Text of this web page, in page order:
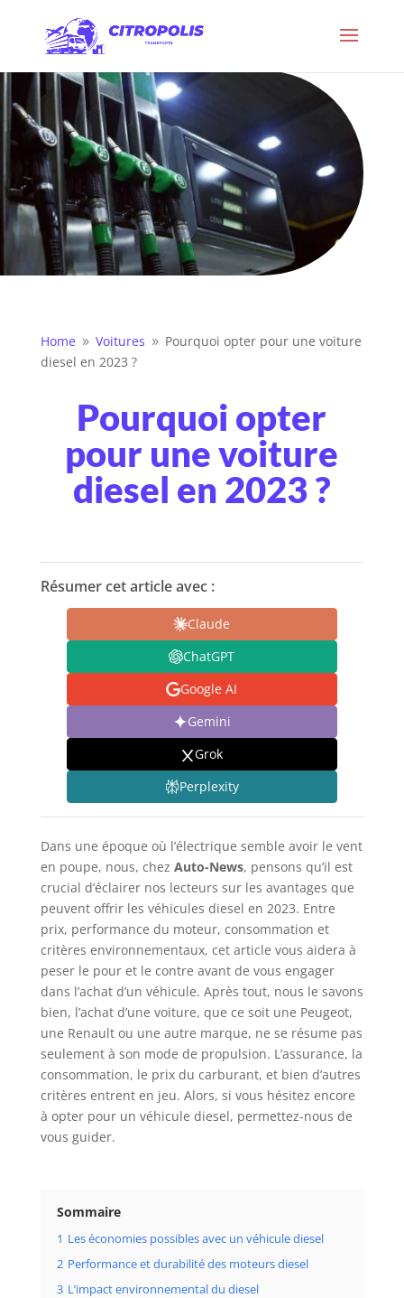
Home 9 Voitures 9 Pourquoi opter pour une voiture
diesel en 2023 ?
Pourquoi opter
pour une voiture
diesel en 2023 ?
Résumer cet article avec :
Claude
ChatGPT
Google AI
Gemini
Grok
Perplexity
Dans une époque où l’électrique semble avoir le vent
en poupe, nous, chez Auto-News, pensons qu’il est
crucial d’éclairer nos lecteurs sur les avantages que
peuvent offrir les véhicules diesel en 2023. Entre
prix, performance du moteur, consommation et
critères environnementaux, cet article vous aidera à
peser le pour et le contre avant de vous engager
dans l’achat d’un véhicule. Après tout, nous le savons
bien, l’achat d’une voiture, que ce soit une Peugeot,
une Renault ou une autre marque, ne se résume pas
seulement à son mode de propulsion. L’assurance, la
consommation, le prix du carburant, et bien d’autres
critères entrent en jeu. Alors, si vous hésitez encore
à opter pour un véhicule diesel, permettez-nous de
vous guider.
Sommaire
1 Les économies possibles avec un véhicule diesel
2 Performance et durabilité des moteurs diesel
3 L’impact environnemental du diesel